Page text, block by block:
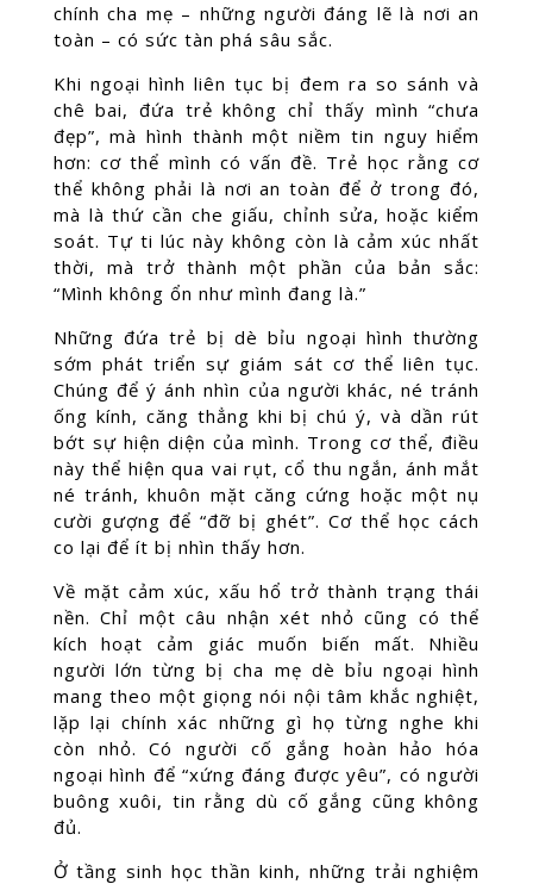
chính cha mẹ – những người đáng lẽ là nơi an
toàn – có sức tàn phá sâu sắc.
Khi ngoại hình liên tục bị đem ra so sánh và
chê bai, đứa trẻ không chỉ thấy mình “chưa
đẹp”, mà hình thành một niềm tin nguy hiểm
hơn: cơ thể mình có vấn đề. Trẻ học rằng cơ
thể không phải là nơi an toàn để ở trong đó,
mà là thứ cần che giấu, chỉnh sửa, hoặc kiểm
soát. Tự ti lúc này không còn là cảm xúc nhất
thời, mà trở thành một phần của bản sắc:
“Mình không ổn như mình đang là.”
Những đứa trẻ bị dè bỉu ngoại hình thường
sớm phát triển sự giám sát cơ thể liên tục.
Chúng để ý ánh nhìn của người khác, né tránh
ống kính, căng thẳng khi bị chú ý, và dần rút
bớt sự hiện diện của mình. Trong cơ thể, điều
này thể hiện qua vai rụt, cổ thu ngắn, ánh mắt
né tránh, khuôn mặt căng cứng hoặc một nụ
cười gượng để “đỡ bị ghét”. Cơ thể học cách
co lại để ít bị nhìn thấy hơn.
Về mặt cảm xúc, xấu hổ trở thành trạng thái
nền. Chỉ một câu nhận xét nhỏ cũng có thể
kích hoạt cảm giác muốn biến mất. Nhiều
người lớn từng bị cha mẹ dè bỉu ngoại hình
mang theo một giọng nói nội tâm khắc nghiệt,
lặp lại chính xác những gì họ từng nghe khi
còn nhỏ. Có người cố gắng hoàn hảo hóa
ngoại hình để “xứng đáng được yêu”, có người
buông xuôi, tin rằng dù cố gắng cũng không
đủ.
Ở tầng sinh học thần kinh, những trải nghiệm